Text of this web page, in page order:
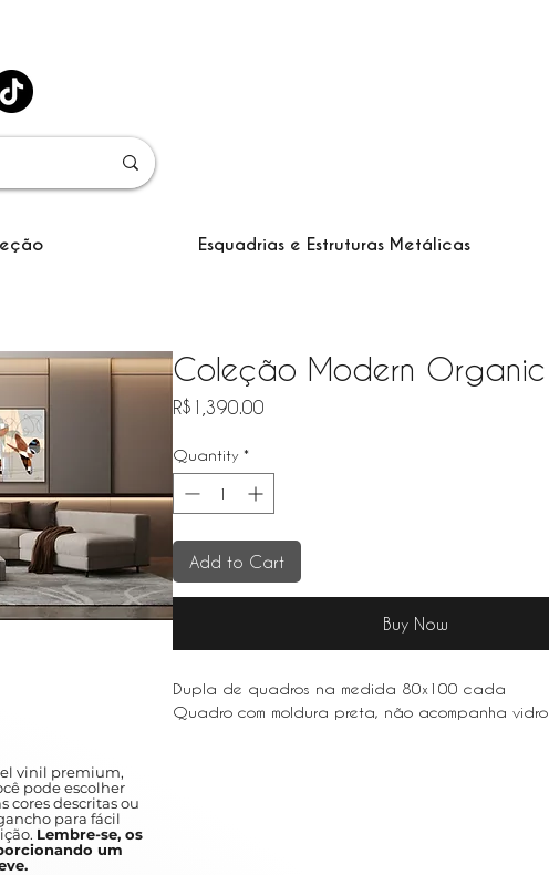
Esquadrias e Estruturas Metálicas
Coleção Modern Organic
R$1,390.00Price
Quantity *
Add to Cart
Buy Now
Dupla de quadros na medida 80x100 cada
Quadro com moldura preta, não acompanha vidro
vinil premium,
pode escolher
cores descritas ou
para fácil
Lembre-se, os
um